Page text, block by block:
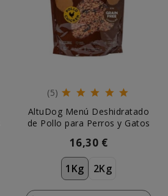
(5)
AltuDog Menú Deshidratado
de Pollo para Perros y Gatos
16,30 €
1Kg 2Kg